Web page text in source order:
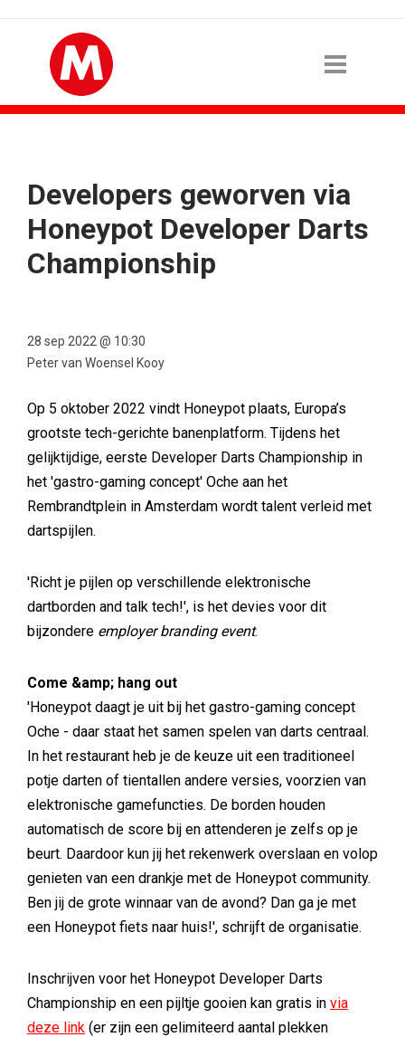
Developers geworven via
Honeypot Developer Darts
Championship
28 sep 2022 @ 10:30
Peter van Woensel Kooy
Op 5 oktober 2022 vindt Honeypot plaats, Europa’s
grootste tech-gerichte banenplatform. Tijdens het
gelijktijdige, eerste Developer Darts Championship in
het 'gastro-gaming concept' Oche aan het
Rembrandtplein in Amsterdam wordt talent verleid met
dartspijlen.
'Richt je pijlen op verschillende elektronische
dartborden and talk tech!', is het devies voor dit
bijzondere employer branding event.
Come &amp; hang out
'Honeypot daagt je uit bij het gastro-gaming concept
Oche - daar staat het samen spelen van darts centraal.
In het restaurant heb je de keuze uit een traditioneel
potje darten of tientallen andere versies, voorzien van
elektronische gamefuncties. De borden houden
automatisch de score bij en attenderen je zelfs op je
beurt. Daardoor kun jij het rekenwerk overslaan en volop
genieten van een drankje met de Honeypot community.
Ben jij de grote winnaar van de avond? Dan ga je met
een Honeypot fiets naar huis!', schrijft de organisatie.
Inschrijven voor het Honeypot Developer Darts
Championship en een pijltje gooien kan gratis in via
deze link (er zijn een gelimiteerd aantal plekken